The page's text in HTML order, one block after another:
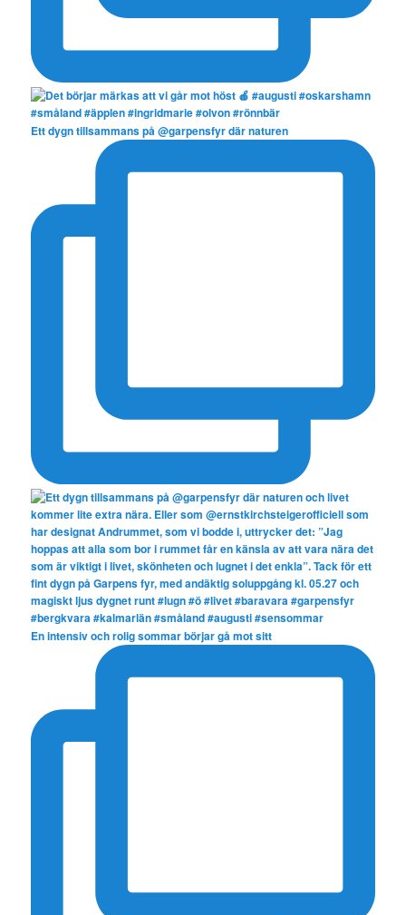
Ett dygn tillsammans på @garpensfyr där naturen
En intensiv och rolig sommar börjar gå mot sitt